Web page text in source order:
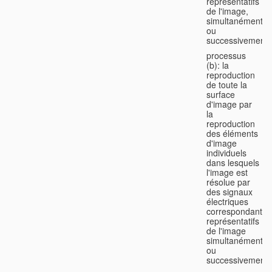
de l'image,
simultanément
ou
successivement;
processus
(b): la
reproduction
de toute la
surface
d'image par
la
reproduction
des éléments
d'image
individuels
dans lesquels
l'image est
résolue par
des signaux
électriques
correspondants
représentatifs
de l'image
simultanément
ou
successivement;